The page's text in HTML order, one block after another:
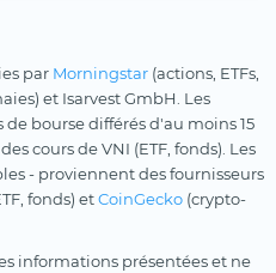
par Morningstar (actions, ETFs,
et Isarvest GmbH. Les
bourse différés d'au moins 15
cours de VNI (ETF, fonds). Les
- proviennent des fournisseurs
fonds) etCoinGecko (crypto-
informations présentées et ne